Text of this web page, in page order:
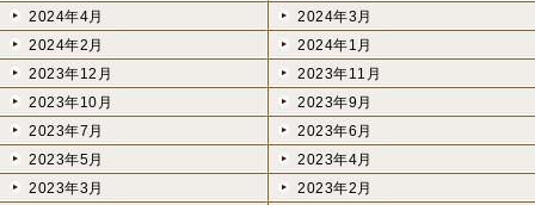
2024年4月
2024年3月
2024年2月
2024年1月
2023年12月
2023年11月
2023年10月
2023年9月
2023年7月
2023年6月
2023年5月
2023年4月
2023年3月
2023年2月